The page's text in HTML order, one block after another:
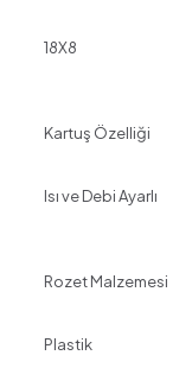
18X8
Kartuş Özelliği
Isı ve Debi Ayarlı
Rozet Malzemesi
Plastik